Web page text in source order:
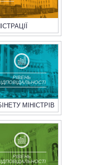
РІВЕНЬ
МІНІСТРІВ
РІВЕНЬ